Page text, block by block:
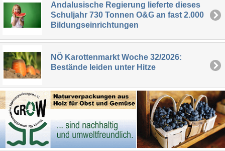
Andalusische Regierung lieferte dieses
Schuljahr 730 Tonnen O&G an fast 2.000
Bildungseinrichtungen
NÖ Karottenmarkt Woche 32/2026:
Bestände leiden unter Hitze